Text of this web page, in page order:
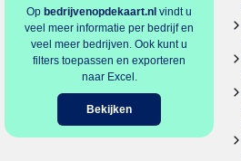
Op bedrijvenopdekaart.nl vindt u
veel meer informatie per bedrijf en
veel meer bedrijven. Ook kunt u
filters toepassen en exporteren
naar Excel.
Bekijken